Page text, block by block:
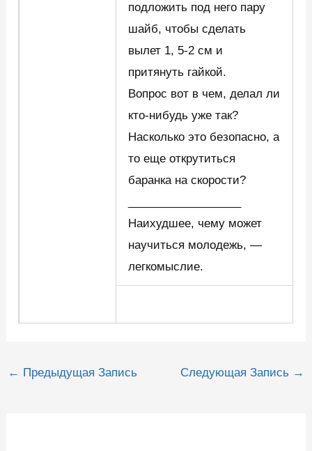
подложить под него пару
шайб, чтобы сделать
вылет 1, 5-2 см и
притянуть гайкой.
Вопрос вот в чем, делал ли
кто-нибудь уже так?
Насколько это безопасно, а
то еще открутиться
баранка на скорости?
Наихудшее, чему может
научиться молодежь, —
легкомыслие.
Навигация
← Предыдущая Запись Следующая Запись →